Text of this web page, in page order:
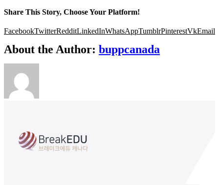
Share This Story, Choose Your Platform!
FacebookTwitterRedditLinkedInWhatsAppTumblrPinterestVkEmail
About the Author: buppcanada